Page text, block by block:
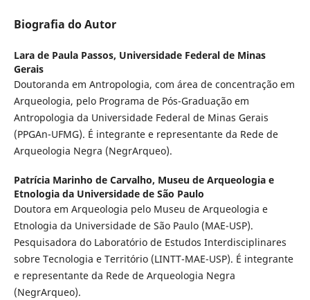
Biografia do Autor
Lara de Paula Passos, Universidade Federal de Minas
Gerais
Doutoranda em Antropologia, com área de concentração em
Arqueologia, pelo Programa de Pós-Graduação em
Antropologia da Universidade Federal de Minas Gerais
(PPGAn-UFMG). É integrante e representante da Rede de
Arqueologia Negra (NegrArqueo).
Patrícia Marinho de Carvalho, Museu de Arqueologia e
Etnologia da Universidade de São Paulo
Doutora em Arqueologia pelo Museu de Arqueologia e
Etnologia da Universidade de São Paulo (MAE-USP).
Pesquisadora do Laboratório de Estudos Interdisciplinares
sobre Tecnologia e Território (LINTT-MAE-USP). É integrante
e representante da Rede de Arqueologia Negra
(NegrArqueo).